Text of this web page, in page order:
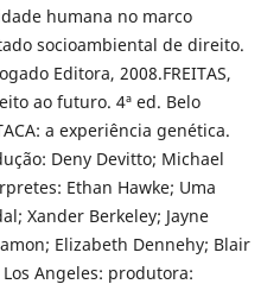
humana no marco
socioambiental de direito.
Editora, 2008.FREITAS,
ao futuro. 4ª ed. Belo
a experiência genética.
Deny Devitto; Michael
Ethan Hawke; Uma
Xander Berkeley; Jayne
Elizabeth Dennehy; Blair
Angeles: produtora: